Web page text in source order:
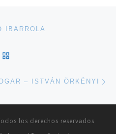
IBARROLA
– ISTVÁN ÖRKÉNYI
los derechos reservados